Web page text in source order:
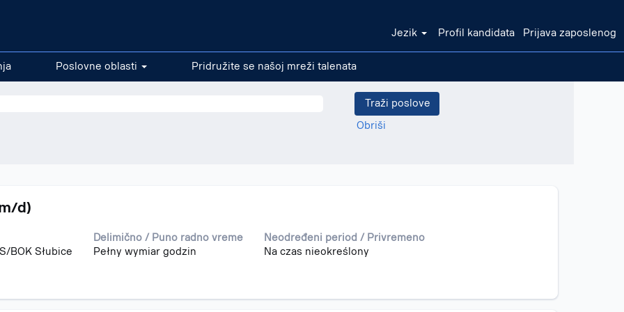
Jezik Profil kandidata Prijava zaposlenog
Poslovne oblasti Pridružite se našoj mreži talenata
Obriši
d)
BOK Słubice
Delimično / Puno radno vreme
Pełny wymiar godzin
Neodređeni period / Privremeno
Na czas nieokreślony